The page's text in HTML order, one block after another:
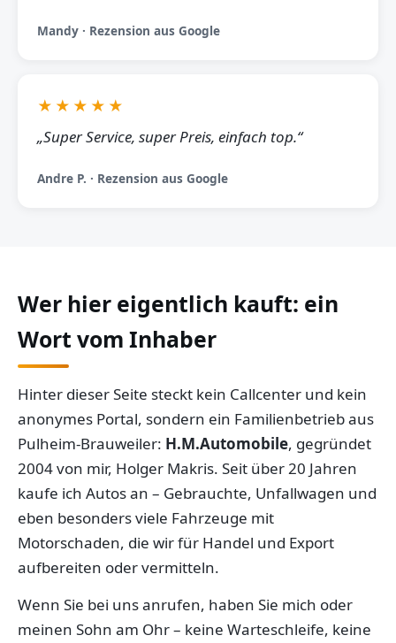
Mandy · Rezension aus Google
★★★★★
„Super Service, super Preis, einfach top.“
Andre P. · Rezension aus Google
Wer hier eigentlich kauft: ein
Wort vom Inhaber
Hinter dieser Seite steckt kein Callcenter und kein
anonymes Portal, sondern ein Familienbetrieb aus
Pulheim-Brauweiler: H.M.Automobile, gegründet
2004 von mir, Holger Makris. Seit über 20 Jahren
kaufe ich Autos an – Gebrauchte, Unfallwagen und
eben besonders viele Fahrzeuge mit
Motorschaden, die wir für Handel und Export
aufbereiten oder vermitteln.
Wenn Sie bei uns anrufen, haben Sie mich oder
meinen Sohn am Ohr – keine Warteschleife, keine